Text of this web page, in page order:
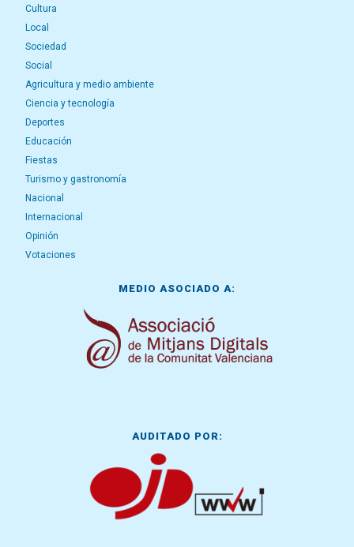
Cultura
Local
Sociedad
Social
Agricultura y medio ambiente
Ciencia y tecnología
Deportes
Educación
Fiestas
Turismo y gastronomía
Nacional
Internacional
Opinión
Votaciones
MEDIO ASOCIADO A:
AUDITADO POR: